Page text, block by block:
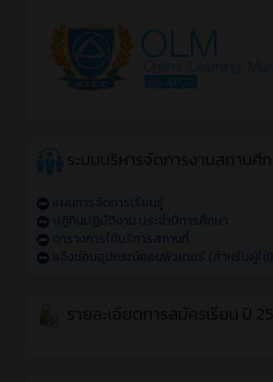
แผนการจัดการเรียนรู้
ปฏิทินปฏิบัติงาน ประจำปีการศึกษา
ตารางการใช้บริการสถานที่
แจ้งซ่อมอุปกรณ์คอมพิวเตอร์ (สำหรับผู้ใช้)